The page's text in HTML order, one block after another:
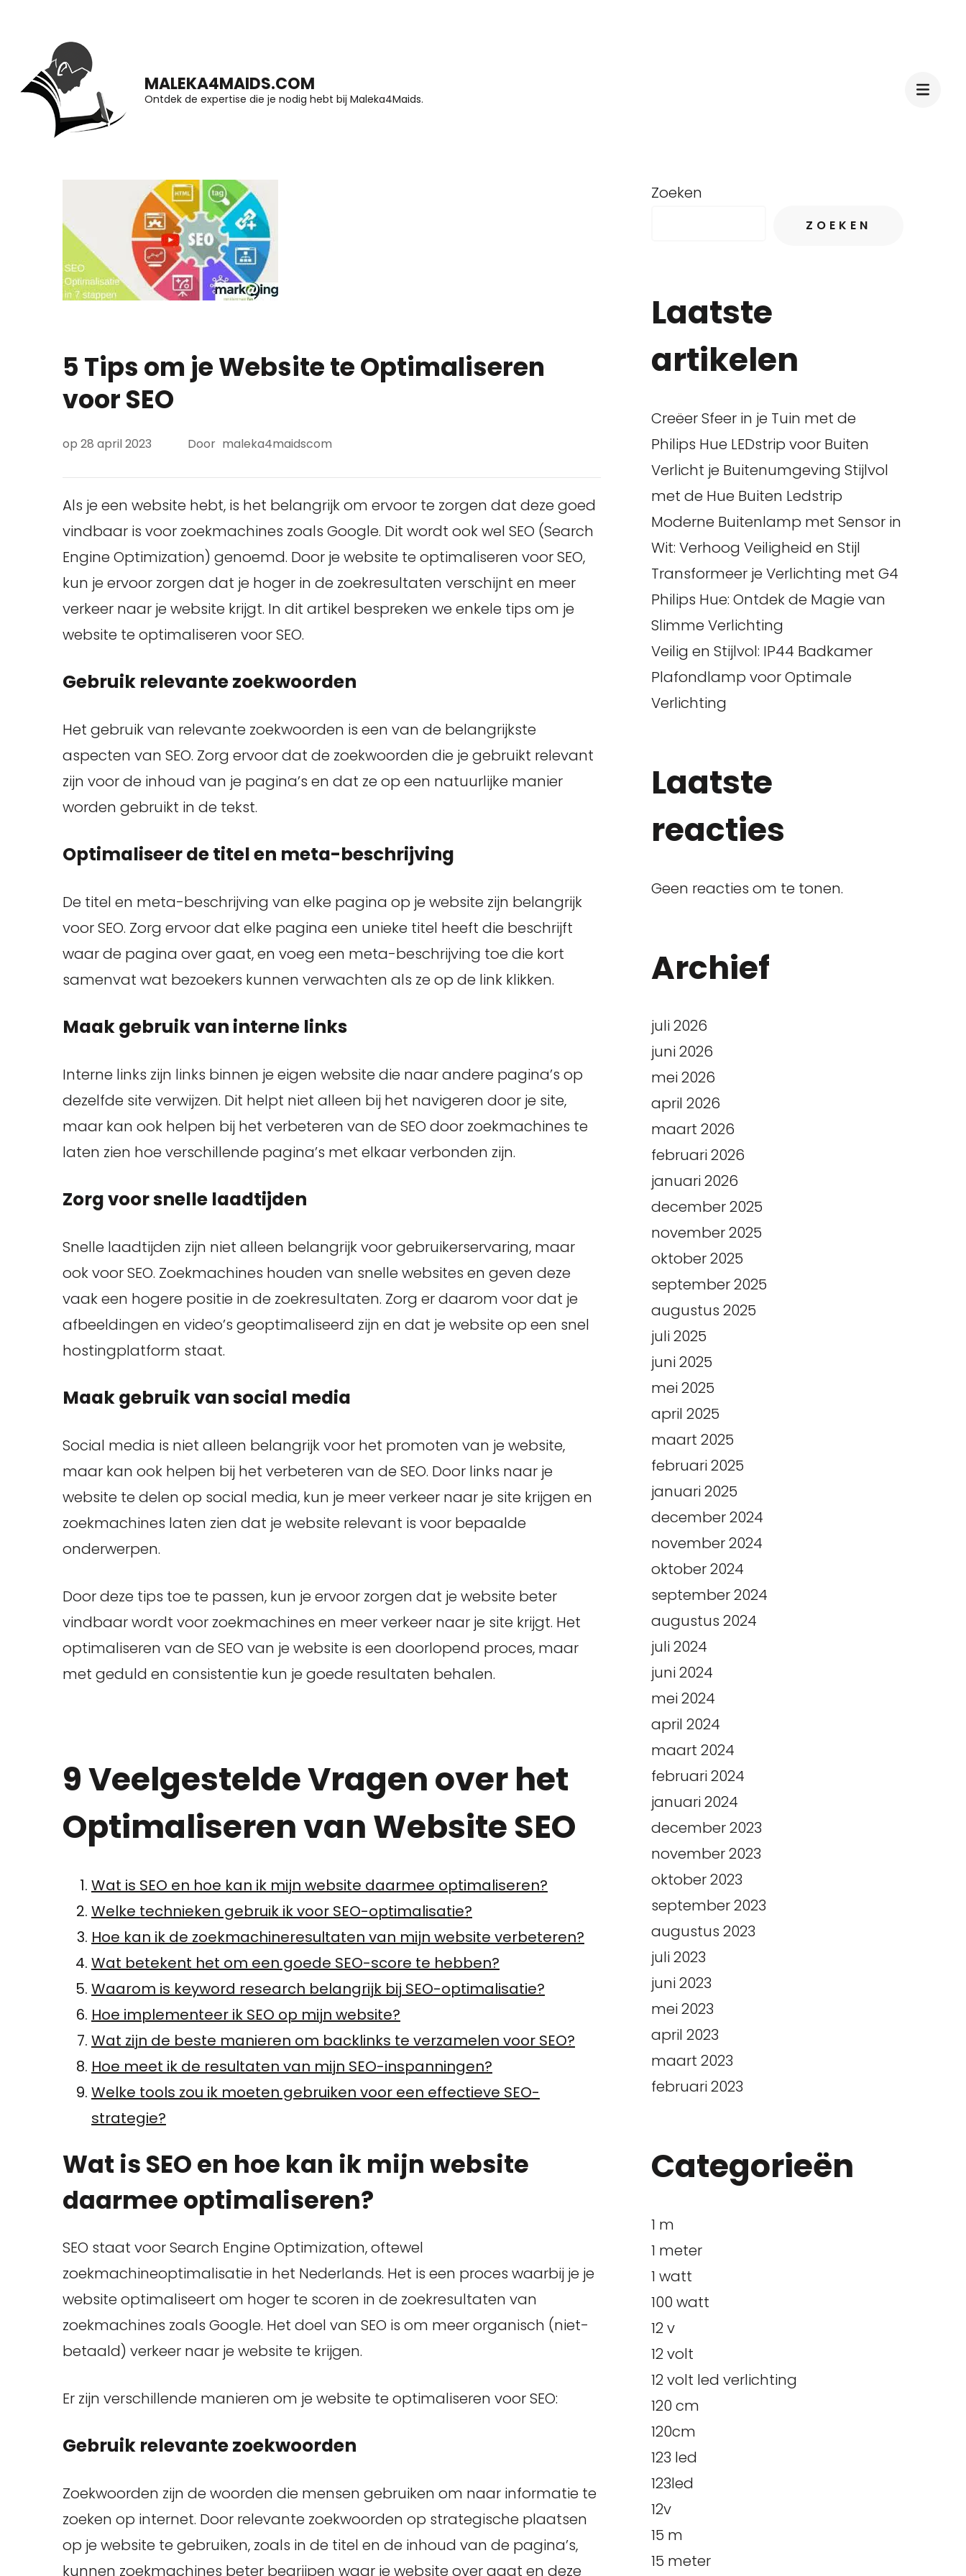
inhoud
(druk
MALEKA4MAIDS.COM
Ontdek de expertise die je nodig hebt bij Maleka4Maids.
5 Tips om je Website te Optimaliseren
voor SEO
op 28 april 2023 Door maleka4maidscom
Als je een website hebt, is het belangrijk om ervoor te zorgen dat deze goed
vindbaar is voor zoekmachines zoals Google. Dit wordt ook wel SEO (Search
Engine Optimization) genoemd. Door je website te optimaliseren voor SEO,
kun je ervoor zorgen dat je hoger in de zoekresultaten verschijnt en meer
verkeer naar je website krijgt. In dit artikel bespreken we enkele tips om je
website te optimaliseren voor SEO.
Gebruik relevante zoekwoorden
Het gebruik van relevante zoekwoorden is een van de belangrijkste
aspecten van SEO. Zorg ervoor dat de zoekwoorden die je gebruikt relevant
zijn voor de inhoud van je pagina’s en dat ze op een natuurlijke manier
worden gebruikt in de tekst.
Optimaliseer de titel en meta-beschrijving
De titel en meta-beschrijving van elke pagina op je website zijn belangrijk
voor SEO. Zorg ervoor dat elke pagina een unieke titel heeft die beschrijft
waar de pagina over gaat, en voeg een meta-beschrijving toe die kort
samenvat wat bezoekers kunnen verwachten als ze op de link klikken.
Maak gebruik van interne links
Interne links zijn links binnen je eigen website die naar andere pagina’s op
dezelfde site verwijzen. Dit helpt niet alleen bij het navigeren door je site,
maar kan ook helpen bij het verbeteren van de SEO door zoekmachines te
laten zien hoe verschillende pagina’s met elkaar verbonden zijn.
Zorg voor snelle laadtijden
Snelle laadtijden zijn niet alleen belangrijk voor gebruikerservaring, maar
ook voor SEO. Zoekmachines houden van snelle websites en geven deze
vaak een hogere positie in de zoekresultaten. Zorg er daarom voor dat je
afbeeldingen en video’s geoptimaliseerd zijn en dat je website op een snel
hostingplatform staat.
Maak gebruik van social media
Social media is niet alleen belangrijk voor het promoten van je website,
maar kan ook helpen bij het verbeteren van de SEO. Door links naar je
website te delen op social media, kun je meer verkeer naar je site krijgen en
zoekmachines laten zien dat je website relevant is voor bepaalde
onderwerpen.
Door deze tips toe te passen, kun je ervoor zorgen dat je website beter
vindbaar wordt voor zoekmachines en meer verkeer naar je site krijgt. Het
optimaliseren van de SEO van je website is een doorlopend proces, maar
met geduld en consistentie kun je goede resultaten behalen.
9 Veelgestelde Vragen over het
Optimaliseren van Website SEO
Wat is SEO en hoe kan ik mijn website daarmee optimaliseren?
Welke technieken gebruik ik voor SEO-optimalisatie?
Hoe kan ik de zoekmachineresultaten van mijn website verbeteren?
Wat betekent het om een goede SEO-score te hebben?
Waarom is keyword research belangrijk bij SEO-optimalisatie?
Hoe implementeer ik SEO op mijn website?
Wat zijn de beste manieren om backlinks te verzamelen voor SEO?
Hoe meet ik de resultaten van mijn SEO-inspanningen?
Welke tools zou ik moeten gebruiken voor een effectieve SEO-
strategie?
Wat is SEO en hoe kan ik mijn website
daarmee optimaliseren?
SEO staat voor Search Engine Optimization, oftewel
zoekmachineoptimalisatie in het Nederlands. Het is een proces waarbij je je
website optimaliseert om hoger te scoren in de zoekresultaten van
zoekmachines zoals Google. Het doel van SEO is om meer organisch (niet-
betaald) verkeer naar je website te krijgen.
Er zijn verschillende manieren om je website te optimaliseren voor SEO:
Gebruik relevante zoekwoorden
Zoekwoorden zijn de woorden die mensen gebruiken om naar informatie te
zoeken op internet. Door relevante zoekwoorden op strategische plaatsen
op je website te gebruiken, zoals in de titel en de inhoud van de pagina’s,
kunnen zoekmachines beter begrijpen waar je website over gaat en deze
Zoeken
ZOEKEN
Laatste
artikelen
Creëer Sfeer in je Tuin met de
Philips Hue LEDstrip voor Buiten
Verlicht je Buitenumgeving Stijlvol
met de Hue Buiten Ledstrip
Moderne Buitenlamp met Sensor in
Wit: Verhoog Veiligheid en Stijl
Transformeer je Verlichting met G4
Philips Hue: Ontdek de Magie van
Slimme Verlichting
Veilig en Stijlvol: IP44 Badkamer
Plafondlamp voor Optimale
Verlichting
Laatste
reacties
Geen reacties om te tonen.
Archief
juli 2026
juni 2026
mei 2026
april 2026
maart 2026
februari 2026
januari 2026
december 2025
november 2025
oktober 2025
september 2025
augustus 2025
juli 2025
juni 2025
mei 2025
april 2025
maart 2025
februari 2025
januari 2025
december 2024
november 2024
oktober 2024
september 2024
augustus 2024
juli 2024
juni 2024
mei 2024
april 2024
maart 2024
februari 2024
januari 2024
december 2023
november 2023
oktober 2023
september 2023
augustus 2023
juli 2023
juni 2023
mei 2023
april 2023
maart 2023
februari 2023
Categorieën
1 m
1 meter
1 watt
100 watt
12 v
12 volt
12 volt led verlichting
120 cm
120cm
123 led
123led
12v
15 m
15 meter